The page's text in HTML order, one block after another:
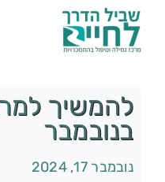
ראשי
הסיפור שלנו
בנובמבר
נובמבר 17, 2024